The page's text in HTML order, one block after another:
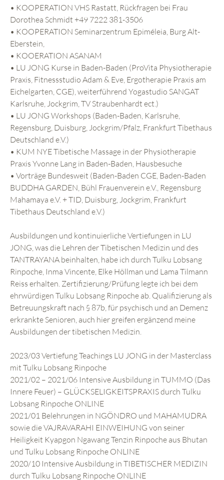
• KOOPERATION VHS Rastatt, Rückfragen bei Frau
Dorothea Schmidt +49 7222 381-3506
• KOOPERATION Seminarzentrum Epiméleia, Burg Alt-
Eberstein,
• KOOERATION ASANAM
• LU JONG Kurse in Baden-Baden (ProVita Physiotherapie
Praxis, Fitnessstudio Adam & Eve, Ergotherapie Praxis am
Eichelgarten, CGE), weiterführend Yogastudio SANGAT
Karlsruhe, Jockgrim, TV Straubenhardt ect.)
• LU JONG Workshops (Baden-Baden, Karlsruhe,
Regensburg, Duisburg, Jockgrim/Pfalz, Frankfurt Tibethaus
Deutschland e.V.)
• KUM NYE Tibetische Massage in der Physiotherapie
Praxis Yvonne Lang in Baden-Baden, Hausbesuche
• Vorträge Bundesweit (Baden-Baden CGE, Baden-Baden
BUDDHA GARDEN, Bühl Frauenverein e.V., Regensburg
Mahamaya e.V. + TID, Duisburg, Jockgrim, Frankfurt
Tibethaus Deutschland e.V.)
Ausbildungen und kontinuierliche Vertiefungen in LU
JONG, was die Lehren der Tibetischen Medizin und des
TANTRAYANA beinhalten, habe ich durch Tulku Lobsang
Rinpoche, Inma Vincente, Elke Höllman und Lama Tilmann
Reiss erhalten. Zertifizierung/Prüfung legte ich bei dem
ehrwürdigen Tulku Lobsang Rinpoche ab. Qualifizierung als
Betreuungskraft nach § 87b, für psychisch und an Demenz
erkrankte Senioren, auch hier greifen ergänzend meine
Ausbildungen der tibetischen Medizin.
2023/03 Vertiefung Teachings LU JONG in der Masterclass
mit Tulku Lobsang Rinpoche
2021/02 – 2021/06 Intensive Ausbildung in TUMMO (Das
Innere Feuer) – GLÜCKSELIGKEITSPRAXIS durch Tulku
Lobsang Rinpoche ONLINE
2021/01 Belehrungen in NGÖNDRO und MAHAMUDRA
sowie die VAJRAVARAHI EINWEIHUNG von seiner
Heiligkeit Kyapgon Ngawang Tenzin Rinpoche aus Bhutan
und Tulku Lobsang Rinpoche ONLINE
2020/10 Intensive Ausbildung in TIBETISCHER MEDIZIN
durch Tulku Lobsang Rinpoche ONLINE